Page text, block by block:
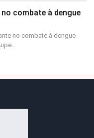
combate à dengue
no combate à dengue